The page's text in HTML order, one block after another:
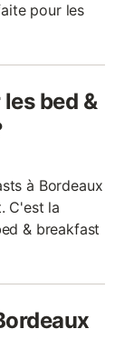
pour les
bed &
à Bordeaux
C'est la
& breakfast